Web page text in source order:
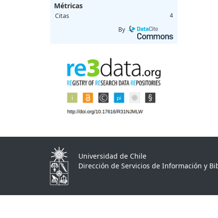
Métricas
Citas 4
By
Universidad de Chile
Dirección de Servicios de Información y